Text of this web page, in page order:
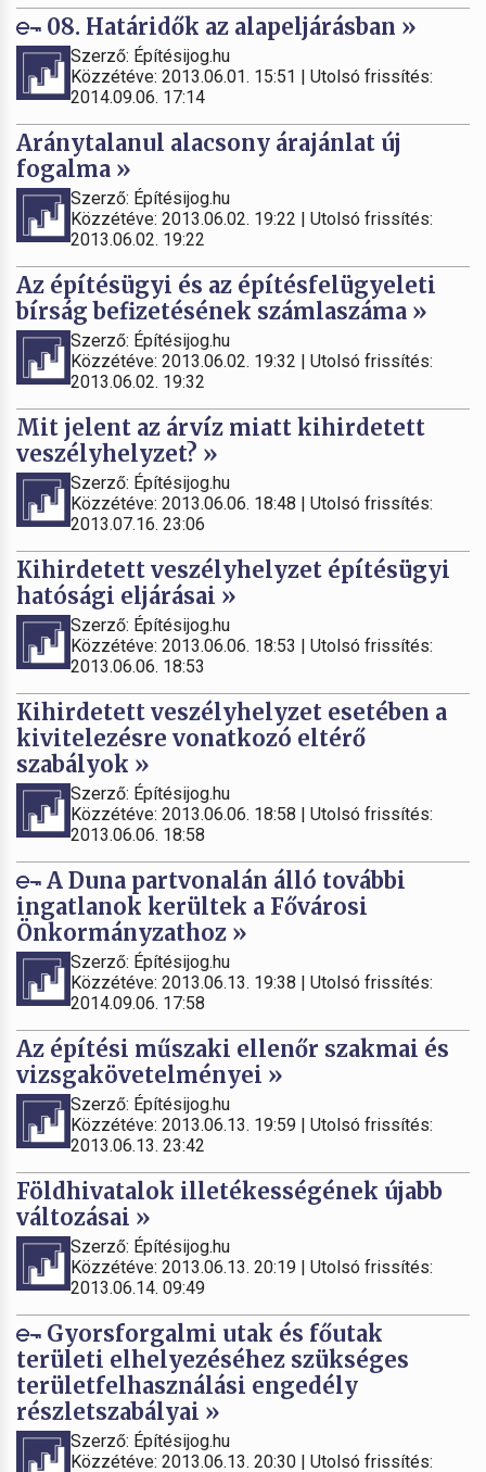
08. Határidők az alapeljárásban »
Szerző: Építésijog.hu
Közzétéve: 2013.06.01. 15:51 | Utolsó frissítés:
2014.09.06. 17:14
Aránytalanul alacsony árajánlat új
fogalma »
Szerző: Építésijog.hu
Közzétéve: 2013.06.02. 19:22 | Utolsó frissítés:
2013.06.02. 19:22
Az építésügyi és az építésfelügyeleti
bírság befizetésének számlaszáma »
Szerző: Építésijog.hu
Közzétéve: 2013.06.02. 19:32 | Utolsó frissítés:
2013.06.02. 19:32
Mit jelent az árvíz miatt kihirdetett
veszélyhelyzet? »
Szerző: Építésijog.hu
Közzétéve: 2013.06.06. 18:48 | Utolsó frissítés:
2013.07.16. 23:06
Kihirdetett veszélyhelyzet építésügyi
hatósági eljárásai »
Szerző: Építésijog.hu
Közzétéve: 2013.06.06. 18:53 | Utolsó frissítés:
2013.06.06. 18:53
Kihirdetett veszélyhelyzet esetében a
kivitelezésre vonatkozó eltérő
szabályok »
Szerző: Építésijog.hu
Közzétéve: 2013.06.06. 18:58 | Utolsó frissítés:
2013.06.06. 18:58
A Duna partvonalán álló további
ingatlanok kerültek a Fővárosi
Önkormányzathoz »
Szerző: Építésijog.hu
Közzétéve: 2013.06.13. 19:38 | Utolsó frissítés:
2014.09.06. 17:58
Az építési műszaki ellenőr szakmai és
vizsgakövetelményei »
Szerző: Építésijog.hu
Közzétéve: 2013.06.13. 19:59 | Utolsó frissítés:
2013.06.13. 23:42
Földhivatalok illetékességének újabb
változásai »
Szerző: Építésijog.hu
Közzétéve: 2013.06.13. 20:19 | Utolsó frissítés:
2013.06.14. 09:49
Gyorsforgalmi utak és főutak
területi elhelyezéséhez szükséges
területfelhasználási engedély
részletszabályai »
Szerző: Építésijog.hu
Közzétéve: 2013.06.13. 20:30 | Utolsó frissítés: